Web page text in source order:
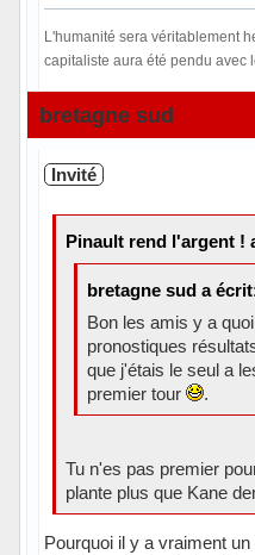
L'humanité sera véritablement
capitaliste aura été pendu avec
Hors ligne
bretagne sud
Invité
Pinault rend l'argent !
bretagne sud a
Bon les amis y a
pronostiques
que j'étais le seul a
premier tour
.
Tu n'es pas premier
plante plus que Kane
Pourquoi il y a vraiment